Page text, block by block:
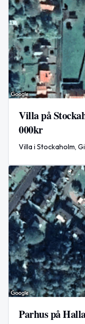
Villa på
000kr
Villa i Stockaholm,
Parhus på